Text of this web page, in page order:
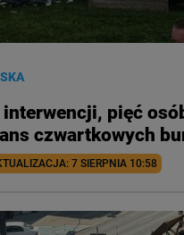
interwencji, pięć
czwartkowych
7 SIERPNIA 10:58